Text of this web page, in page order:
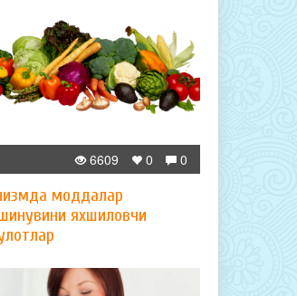
0
0
6609
моддалар
яхшиловчи